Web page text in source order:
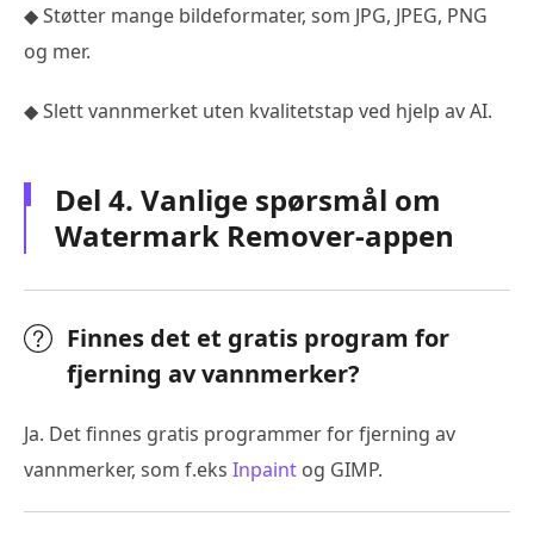
◆ Støtter mange bildeformater, som JPG, JPEG, PNG
og mer.
◆ Slett vannmerket uten kvalitetstap ved hjelp av AI.
Del 4. Vanlige spørsmål om
Watermark Remover-appen
Finnes det et gratis program for
fjerning av vannmerker?
Ja. Det finnes gratis programmer for fjerning av
vannmerker, som f.eks Inpaint og GIMP.